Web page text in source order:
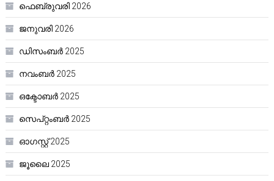
ഫെബ്രുവരി 2026
ജനുവരി 2026
ഡിസംബർ 2025
നവംബർ 2025
ഒക്ടോബർ 2025
സെപ്റ്റംബർ 2025
ഓഗസ്റ്റ്‌ 2025
ജൂലൈ 2025